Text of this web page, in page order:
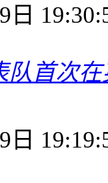
日
队首次
日